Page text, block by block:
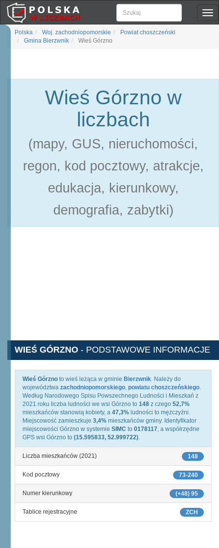
Polska Woj. zachodniopomorskie
Powiat choszczeński
Gmina Bierzwnik
Wieś Górzno
Wieś Górzno w
liczbach
(mapy, GUS, nieruchomości,
regon, kod pocztowy, atrakcje,
edukacja, kierunkowy,
demografia, zabytki)
WIEŚ GÓRZNO - PODSTAWOWE INFORMACJE
Wieś Górzno to wieś leżąca w gminie Bierzwnik. Należy do
województwa zachodniopomorskiego, powiatu choszczeńskiego.
Według Narodowego Spisu Powszechnego Ludności i Mieszkań z
2021 roku liczba ludności we wsi Górzno to 148 z czego 52,7%
mieszkańców stanowią kobiety, a 47,3% ludności to mężczyźni.
Miejscowość zamieszkuje 3,4% mieszkańców gminy. Identyfikator
miejscowości Górzno w systemie SIMC to 0178117, a współrzędne
GPS wsi Górzno to (15.595833, 52.999722).
148
Liczba mieszkańców (2021)
73-240
Kod pocztowy
(+48) 95
Numer kierunkowy
ZCH
Tablice rejestracyjne